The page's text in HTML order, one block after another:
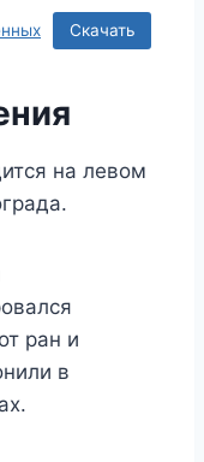
Скачать
на левом
ран и
в